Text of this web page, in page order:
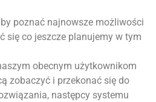
poznać najnowsze możliwości
się co jeszcze planujemy w tym
obecnym użytkownikom
zobaczyć i przekonać się do
następcy systemu